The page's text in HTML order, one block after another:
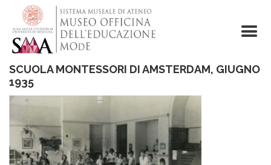
contenuto
principale
SCUOLA MONTESSORI DI AMSTERDAM, GIUGNO
1935